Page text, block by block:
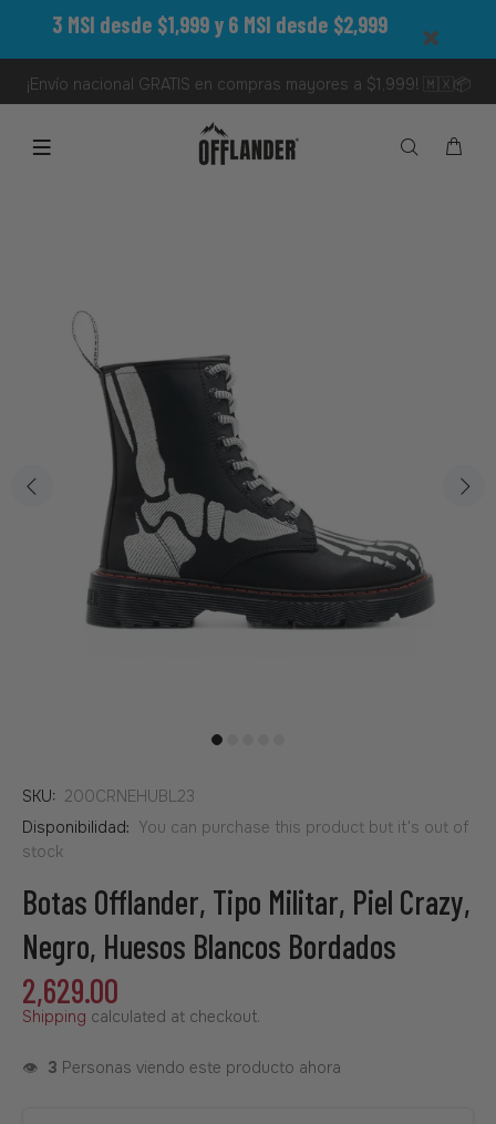
3 MSI desde $1,999 y 6 MSI desde $2,999
¡Envío nacional GRATIS en compras mayores a $1,999! 🇲🇽📦
SKU: 200CRNEHUBL23
Disponibilidad: You can purchase this product but it's out of
stock
Botas Offlander, Tipo Militar, Piel Crazy,
Negro, Huesos Blancos Bordados
2,629.00
Shipping calculated at checkout.
👁️ 3 Personas viendo este producto ahora